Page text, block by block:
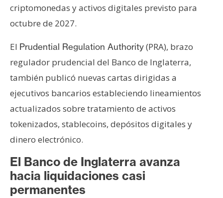
criptomonedas y activos digitales previsto para
octubre de 2027.
El Prudential Regulation Authority(PRA), brazo
regulador prudencial del Banco de Inglaterra,
también publicó nuevas cartas dirigidas a
ejecutivos bancarios estableciendo lineamientos
actualizados sobre tratamiento de activos
tokenizados, stablecoins, depósitos digitales y
dinero electrónico.
El Banco de Inglaterra avanza
hacia liquidaciones casi
permanentes